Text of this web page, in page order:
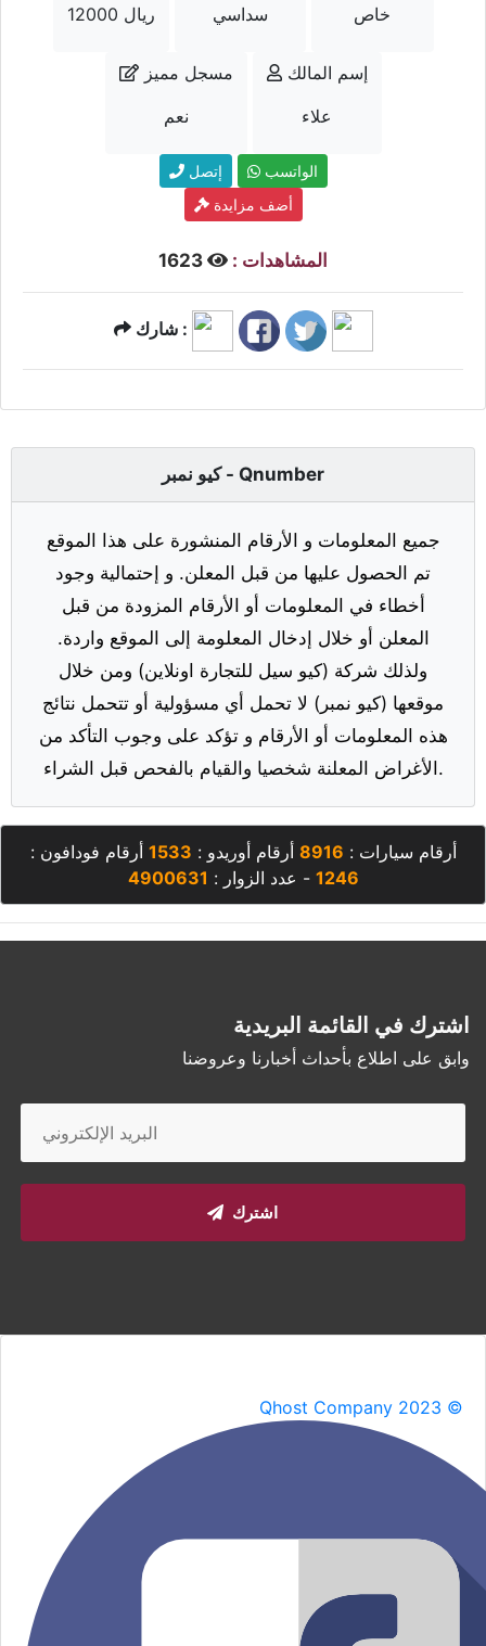
12000 ريال
سداسي
خاص
مسجل مميز
نعم
إسم المالك
علاء
إتصل
الواتسب
أضف مزايدة
المشاهدات :
شارك :
كيو نمبر - Qnumber
جميع المعلومات و الأرقام المنشورة على هذا الموقع
تم الحصول عليها من قبل المعلن. و إحتمالية وجود
أخطاء في المعلومات أو الأرقام المزودة من قبل
المعلن أو خلال إدخال المعلومة إلى الموقع واردة.
ولذلك شركة (كيو سيل للتجارة اونلاين) ومن خلال
موقعها (كيو نمبر) لا تحمل أي مسؤولية أو تتحمل نتائج
هذه المعلومات أو الأرقام و تؤكد على وجوب التأكد من
الأغراض المعلنة شخصيا والقيام بالفحص قبل الشراء.
أرقام سيارات : 8916 أرقام أوريدو : 1533 أرقام فودافون :
1246 - عدد الزوار : 4900631
اشترك في القائمة البريدية
وابق على اطلاع بأحداث أخبارنا وعروضنا
اشترك
Qhost Company 2023 ©